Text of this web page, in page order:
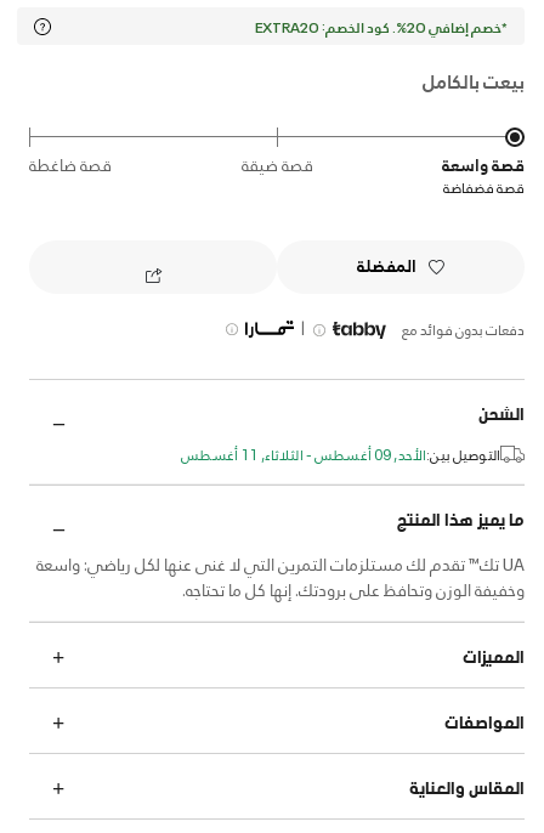
*خصم إضافي 20%. كود الخصم: EXTRA20
بيعت بالكامل
قصة واسعة قصة ضيقة قصة ضاغطة
قصة فضفاضة
المفضلة
دفعات بدون فوائد مع |
الشحن
التوصيل بين:الأحد, 09 أغسطس - الثلاثاء, 11 أغسطس
ما يميز هذا المنتج
UA تك™ تقدم لك مستلزمات التمرين التي لا غنى عنها لكل رياضي: واسعة
وخفيفة الوزن وتحافظ على برودتك. إنها كل ما تحتاجه.
المميزات
المواصفات
المقاس والعناية